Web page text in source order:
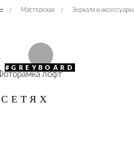
Мастерская Зеркала и аксессуары
#GREYBOARD